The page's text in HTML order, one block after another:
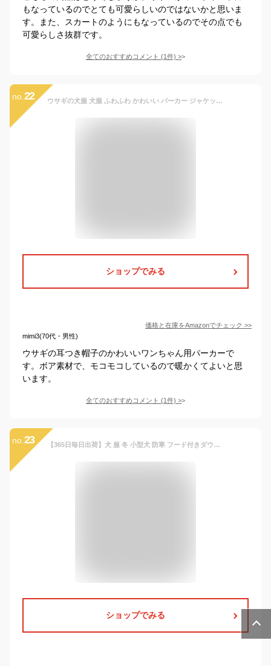
もなっているのでとても可愛らしいのではないかと思いま
す。また、スカートのようにもなっているのでその点でも
可愛らしさ抜群です。
全てのおすすめコメント (1件) >
no. 22 ウサギの犬服 犬服 ふわふわ かわいい パーカー ジャケット ウサギ形 ボア 厚手 防寒コート あたっか 犬の服 冬服 ペット服 ドッグウェア 小型犬 中型犬 フード付き ブラウンS
ショップでみる
価格と在庫をAmazonでチェック >>
mimi3(70代・男性)
ウサギの耳つき帽子のかわいいワンちゃん用パーカーで
す。ボア素材で、モコモコしているので暖かくてよいと思
います。
全てのおすすめコメント (1件) >
no. 23 【365日毎日出荷】犬 服 冬 小型犬 防寒 フード付きダウン風ジャケット あったか裏起毛 犬用 冬 ペット服 ヒゲおじさん ドッグウェア 犬の服 犬服 PETFiND
ショップでみる